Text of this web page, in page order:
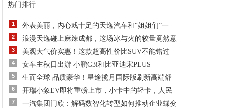
热门排行
1 外表美丽，内心戏十足的天逸汽车和“姐姐们”一
2 浪漫天逸碰上麻辣成都，这场冰与火的较量竟然意
3 美观大气价实惠！这款超高性价比SUV不能错过
4 女车主秋日出游 小鹏G3i和比亚迪宋PLUS
5 生而全球 品质豪华！星途揽月国际版刷新高端舒
6 开瑞小象EV即将重磅上市，小卡中的轻卡，人民
7 一汽集团门欣：解码数智化转型如何推动企业蝶变